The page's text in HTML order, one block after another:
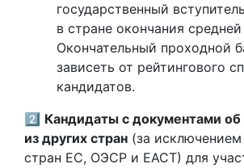
государственный
в стране окончания
Окончательный проходной
зависеть от рейтингового
кандидатов.
2️⃣ Кандидаты с документами об
из других стран (за
стран ЕС, ОЭСР и ЕАСТ) для